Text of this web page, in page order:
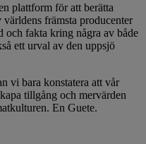
plattform för att berätta
främsta producenter
fakta kring några av både
ett urval av den uppsjö
vi bara konstatera att vår
tillgång och mervärden
En Guete.